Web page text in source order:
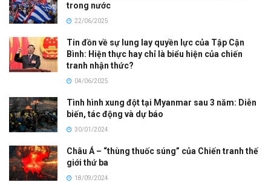
trong nước
22/06/2025
Tin đồn về sự lung lay quyền lực của Tập Cận
Bình: Hiện thực hay chỉ là biểu hiện của chiến
tranh nhận thức?
04/06/2025
Tình hình xung đột tại Myanmar sau 3 năm: Diễn
biến, tác động và dự báo
30/01/2024
Châu Á – “thùng thuốc súng” của Chiến tranh thế
giới thứ ba
18/09/2024